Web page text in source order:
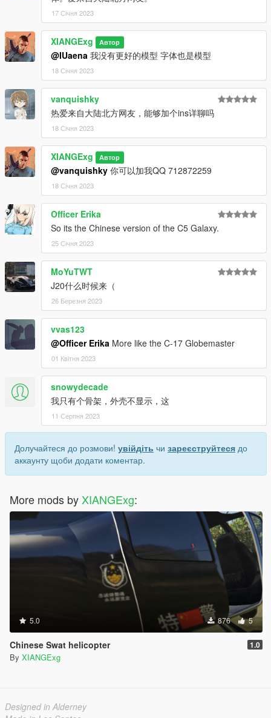
17 Січня 2023
XIANGExg Автор
@IUaena 我没有更好的模型 字体也是模型
18 Січня 2023
vanquishky
热爱来自大陆北方网友，能够加个ins详聊吗
18 Січня 2023
XIANGExg Автор
@vanquishky 你可以加我QQ 712872259
18 Січня 2023
Officer Erika
So its the Chinese version of the C5 Galaxy.
25 Січня 2023
MoYuTWT
J20什么时候来（
26 Березня 2023
vvas123
@Officer Erika More like the C-17 Globemaster
01 Квітня 2023
snowydecade
我只有个骨架，外壳不显示，这
11 Серпня 2023
Долучайтеся до розмови! увійдіть чи зареєструйтеся до
аккаунту щоби додати коментар.
More mods byXIANGExg:
5.0 876 5
Chinese Swat helicopter 1.0
By XIANGExg
Designed in Alderney